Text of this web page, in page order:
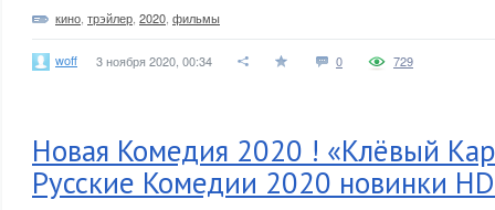
кино трэйлер 2020 фильмы
woff 3 ноября 2020, 00:34 0 729
Новая Комедия 2020 ! «Клёвый
Русские Комедии 2020 новинки